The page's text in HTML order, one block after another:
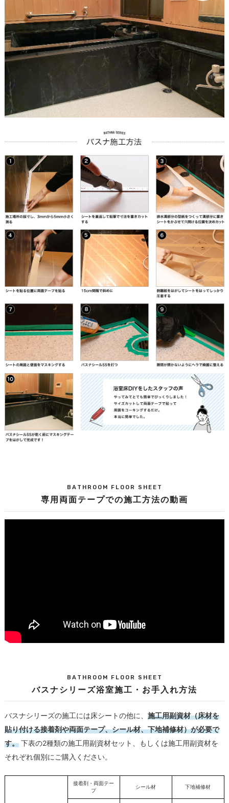
BATHROOM FLOOR SHEET
専用両面テープでの施工方法の動画
BATHROOM FLOOR SHEET
バスナシリーズ浴室施工・お手入れ方法
バスナシリーズの施工には床シートの他に、 施工用副資材（床材を
貼り付ける接着剤や両面テープ、シール材、下地補修材）が必要で
す。下表の2種類の施工用副資材セット、もしくは施工用副資材を
それぞれ個別にご購入ください。
接着剤・両面テー
プ
シール材 下地補修材